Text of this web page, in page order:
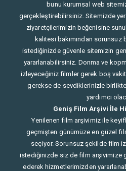
bunu kurumsal web
gerçekleştirebilirsiniz. Sitemizde
ziyaretçilerimizin beğenisine
kalitesi bakımından
istediğinizde güvenle sitemizin
yararlanabilirsiniz. Donma ve
izleyeceğiniz filmler gerek boş
gerekse de sevdiklerinizle
yardımcı
Geniş Film Arşivi İle
Yenilenen film arşivimiz ile
geçmişten günümüze en güzel
seçiyor. Sorunsuz şekilde film
istediğinizde siz de film arşivimize
ederek hizmetlerimizden